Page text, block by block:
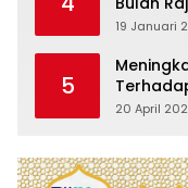
19 Januari
5
Allah
20 April